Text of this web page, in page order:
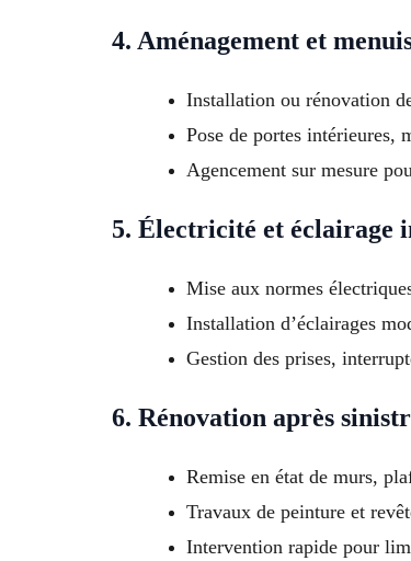
4. Aménagement et
Installation ou rénovation
Pose de portes intérieures,
Agencement sur mesure
5. Électricité et éclairage
Mise aux normes
Installation d’éclairages
Gestion des prises,
6. Rénovation après
Remise en état de murs,
Travaux de peinture et
Intervention rapide pour